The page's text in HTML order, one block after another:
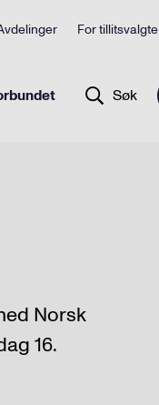
For tillitsvalgte
Søk
Norsk
16.